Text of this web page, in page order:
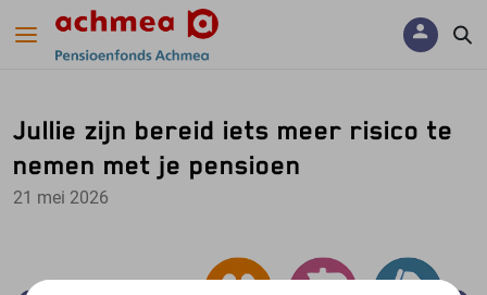
Navigatie overslaan
Jullie zijn bereid iets meer risico te
nemen met je pensioen
21 mei 2026